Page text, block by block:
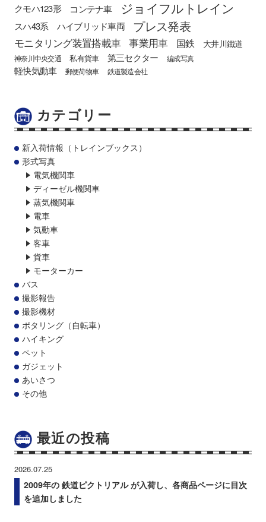
クモハ123形
コンテナ車 ジョイフルトレイン
スハ43系 ハイブリッド車両 プレス発表
モニタリング装置搭載車 事業用車 国鉄 大井川鐵道
神奈川中央交通 私有貨車 第三セクター 編成写真
軽快気動車 郵便荷物車 鉄道製造会社
カテゴリー
新入荷情報（トレインブックス）
形式写真
電気機関車
ディーゼル機関車
蒸気機関車
電車
気動車
客車
貨車
モーターカー
バス
撮影報告
撮影機材
ポタリング（自転車）
ハイキング
ペット
ガジェット
あいさつ
その他
最近の投稿
2026.07.25
2009年の 鉄道ピクトリアル が入荷し、各商品ページに目次
を追加しました